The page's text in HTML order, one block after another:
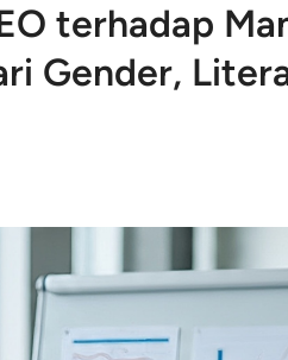
terhadap
Gender,